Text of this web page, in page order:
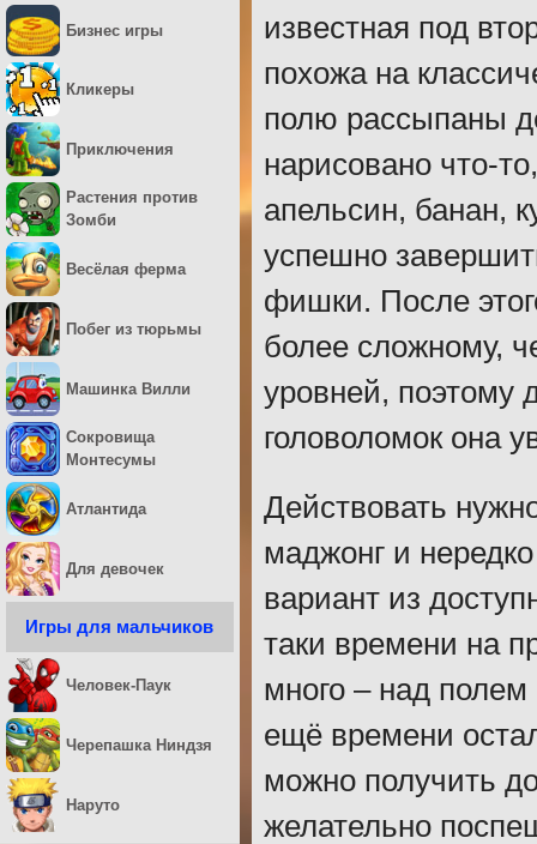
известная под
похожа на
полю рассыпаны
нарисовано что-
апельсин, банан,
успешно
фишки. После
более сложному,
уровней, поэтому
головоломок она
Действовать
маджонг и
вариант из
таки времени на
много – над
ещё времени
можно получить
желательно
Бизнес игры
Кликеры
Приключения
Растения против
Зомби
Весёлая ферма
Побег из тюрьмы
Машинка Вилли
Сокровища
Монтесумы
Атлантида
Для девочек
Игры для мальчиков
Человек-Паук
Черепашка Ниндзя
Наруто